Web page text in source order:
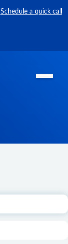
Schedule a quick call